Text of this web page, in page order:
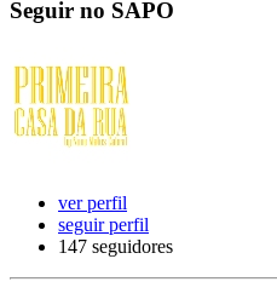
Seguir no SAPO
ver perfil
seguir perfil
147 seguidores